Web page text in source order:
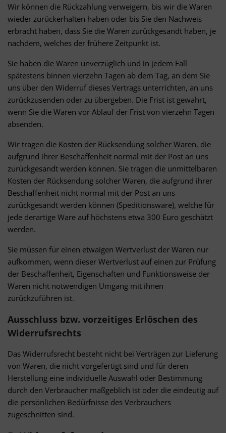
Wir können die Rückzahlung verweigern, bis wir die Waren
wieder zurückerhalten haben oder bis Sie den Nachweis
erbracht haben, dass Sie die Waren zurückgesandt haben, je
nachdem, welches der frühere Zeitpunkt ist.
Sie haben die Waren unverzüglich und in jedem Fall
spätestens binnen vierzehn Tagen ab dem Tag, an dem Sie
uns über den Widerruf dieses Vertrags unterrichten, an uns
zurückzusenden oder zu übergeben. Die Frist ist gewahrt,
wenn Sie die Waren vor Ablauf der Frist von vierzehn Tagen
absenden.
Wir tragen die Kosten der Rücksendung solcher Waren, die
aufgrund ihrer Beschaffenheit normal mit der Post an uns
zurückgesandt werden können. Sie tragen die unmittelbaren
Kosten der Rücksendung solcher Waren, die aufgrund ihrer
Beschaffenheit nicht normal mit der Post an uns
zurückgesandt werden können (Speditionsware), welche für
jede derartige Ware auf höchstens etwa 300 Euro geschätzt
werden.
Sie müssen für einen etwaigen Wertverlust der Waren nur
aufkommen, wenn dieser Wertverlust auf einen zur Prüfung
der Beschaffenheit, Eigenschaften und Funktionsweise der
Waren nicht notwendigen Umgang mit ihnen
zurückzuführen ist.
Ausschluss bzw. vorzeitiges Erlöschen des
Widerrufsrechts
Das Widerrufsrecht besteht nicht bei Verträgen zur Lieferung
von Waren, die nicht vorgefertigt sind und für deren
Herstellung eine individuelle Auswahl oder Bestimmung
durch den Verbraucher maßgeblich ist oder die eindeutig auf
die persönlichen Bedürfnisse des Verbrauchers
zugeschnitten sind.